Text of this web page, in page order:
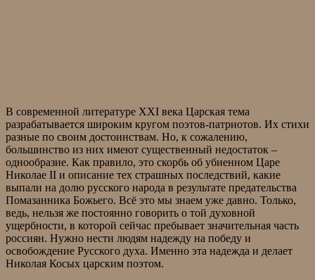
В современной литературе XXI века Царская тема
разрабатывается широким кругом поэтов-патриотов. Их стихи
разные по своим достоинствам. Но, к сожалению,
большинство из них имеют существенный недостаток –
однообразие. Как правило, это скорбь об убиенном Царе
Николае II и описание тех страшных последствий, какие
выпали на долю русского народа в результате предательства
Помазанника Божьего. Всё это мы знаем уже давно. Только,
ведь, нельзя же постоянно говорить о той духовной
ущербности, в которой сейчас пребывает значительная часть
россиян. Нужно нести людям надежду на победу и
освобождение Русского духа. Именно эта надежда и делает
Николая Косых царским поэтом.